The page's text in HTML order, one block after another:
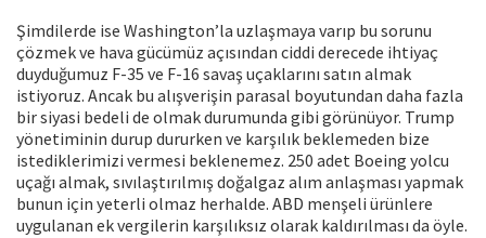
Şimdilerde ise Washington’la uzlaşmaya varıp bu sorunu
çözmek ve hava gücümüz açısından ciddi derecede ihtiyaç
duyduğumuz F-35 ve F-16 savaş uçaklarını satın almak
istiyoruz. Ancak bu alışverişin parasal boyutundan daha fazla
bir siyasi bedeli de olmak durumunda gibi görünüyor. Trump
yönetiminin durup dururken ve karşılık beklemeden bize
istediklerimizi vermesi beklenemez. 250 adet Boeing yolcu
uçağı almak, sıvılaştırılmış doğalgaz alım anlaşması yapmak
bunun için yeterli olmaz herhalde. ABD menşeli ürünlere
uygulanan ek vergilerin karşılıksız olarak kaldırılması da öyle.